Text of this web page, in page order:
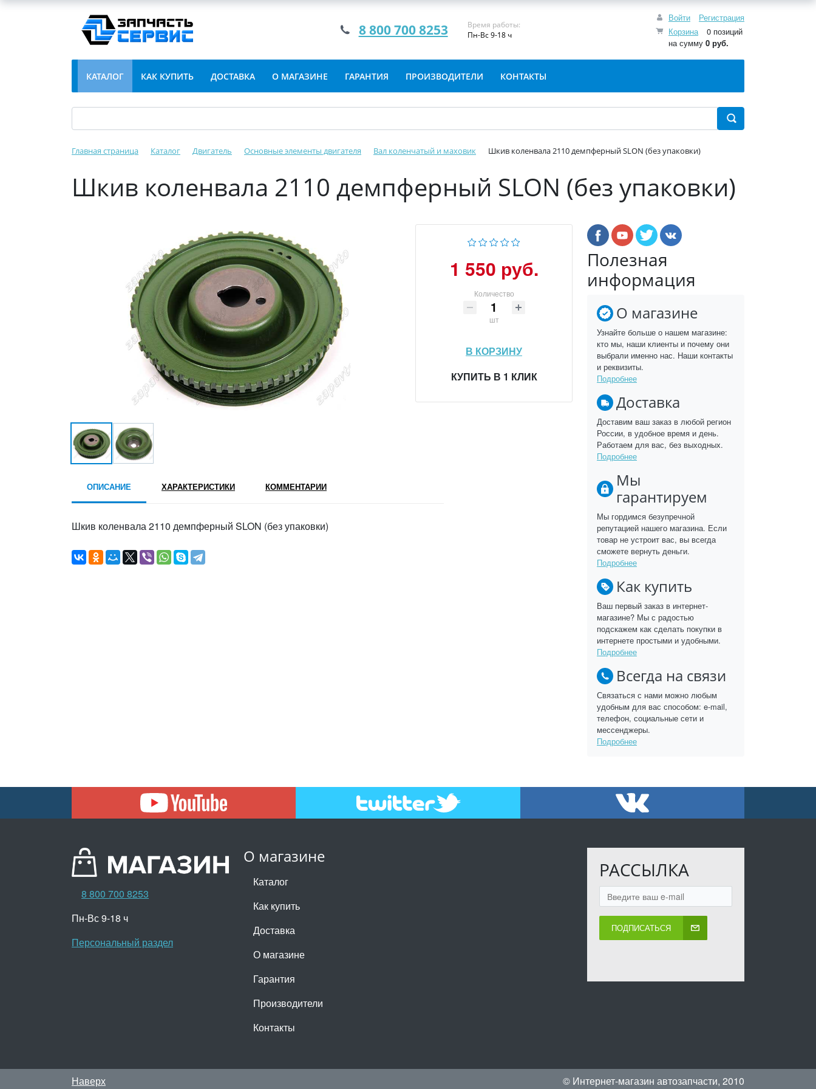
Войти
Регистрация
Корзина
0 позиций
на сумму 0 руб.
8 800 700 8253
Время работы:
Пн-Вс 9-18 ч
КАТАЛОГ КАК КУПИТЬ ДОСТАВКА О МАГАЗИНЕ ГАРАНТИЯ ПРОИЗВОДИТЕЛИ КОНТАКТЫ
Главная страница Каталог Двигатель Основные элементы двигателя Вал коленчатый и маховик Шкив коленвала 2110 демпферный SLON (без упаковки)
Шкив коленвала 2110 демпферный SLON (без упаковки)
1 550 руб.
Количество
шт
В КОРЗИНУ
КУПИТЬ В 1 КЛИК
ОПИСАНИЕ ХАРАКТЕРИСТИКИ КОММЕНТАРИИ
Шкив коленвала 2110 демпферный SLON (без упаковки)
Полезная
информация
О магазине
Узнайте больше о нашем магазине:
кто мы, наши клиенты и почему они
выбрали именно нас. Наши контакты
и реквизиты.
Подробнее
Доставка
Доставим ваш заказ в любой регион
России, в удобное время и день.
Работаем для вас, без выходных.
Подробнее
Мы
гарантируем
Мы гордимся безупречной
репутацией нашего магазина. Если
товар не устроит вас, вы всегда
сможете вернуть деньги.
Подробнее
Как купить
Ваш первый заказ в интернет-
магазине? Мы с радостью
подскажем как сделать покупки в
интернете простыми и удобными.
Подробнее
Всегда на связи
Связаться с нами можно любым
удобным для вас способом: e-mail,
телефон, социальные сети и
мессенджеры.
Подробнее
О магазине
Каталог
Как купить
Доставка
О магазине
Гарантия
Производители
Контакты
РАССЫЛКА
ПОДПИСАТЬСЯ
8 800 700 8253
Пн-Вс 9-18 ч
Персональный раздел
Наверх © Интернет-магазин автозапчасти, 2010